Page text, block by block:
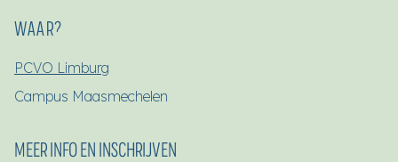
WAAR?
PCVO Limburg
Campus Maasmechelen
MEER INFO EN INSCHRIJVEN